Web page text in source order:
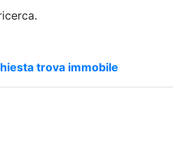
trova immobile